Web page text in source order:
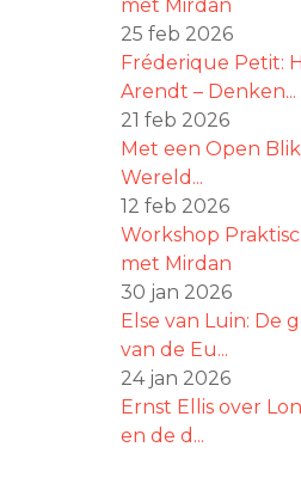
met Mirdan
25 feb 2026
Fréderique Petit:
Arendt – Denken...
21 feb 2026
Met een Open
Wereld...
12 feb 2026
Workshop
met Mirdan
30 jan 2026
Else van Luin: De
van de Eu...
24 jan 2026
Ernst Ellis over
en de d...